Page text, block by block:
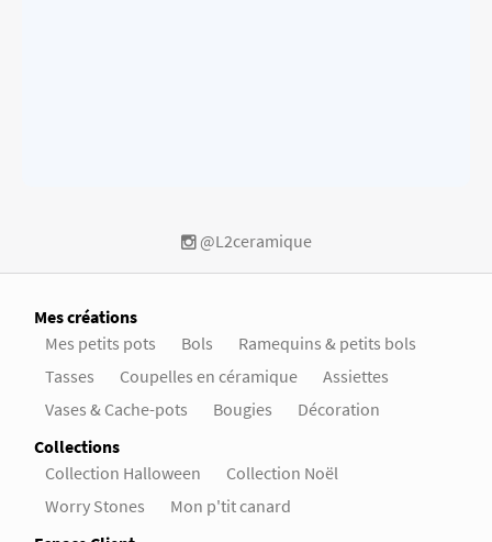
@L2ceramique
Mes créations
Mes petits pots
Bols
Ramequins & petits bols
Tasses
Coupelles en céramique
Assiettes
Vases & Cache-pots
Bougies
Décoration
Collections
Collection Halloween
Collection Noël
Worry Stones
Mon p'tit canard